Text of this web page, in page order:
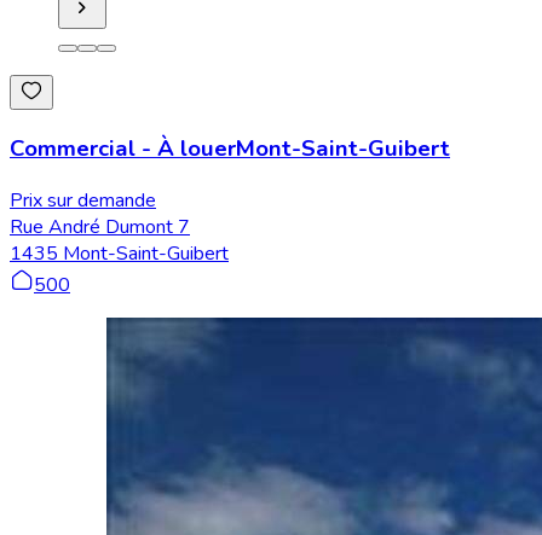
Commercial - À louerMont-Saint-Guibert
Prix sur demande
Rue André Dumont 7
1435 Mont-Saint-Guibert
500